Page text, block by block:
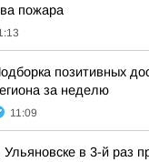
пожара
позитивных
за неделю
11:09
Ульяновске в 3-й раз